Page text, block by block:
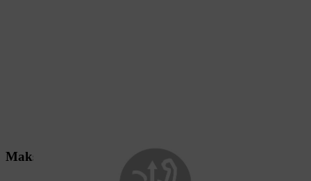
Maksymalna moc w systemie AK